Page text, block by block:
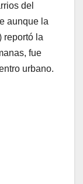
del
aunque la
reportó la
fue
urbano.